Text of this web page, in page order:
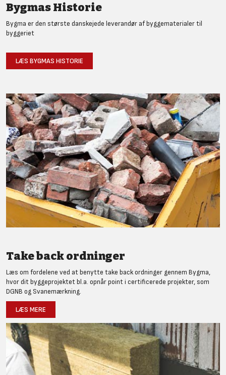
Bygmas Historie
Bygma er den største danskejede leverandør af byggematerialer til
byggeriet
LÆS BYGMAS HISTORIE
Take back ordninger
Læs om fordelene ved at benytte take back ordninger gennem Bygma,
hvor dit byggeprojektet bl.a. opnår point i certificerede projekter, som
DGNB og Svanemærkning.
LÆS MERE